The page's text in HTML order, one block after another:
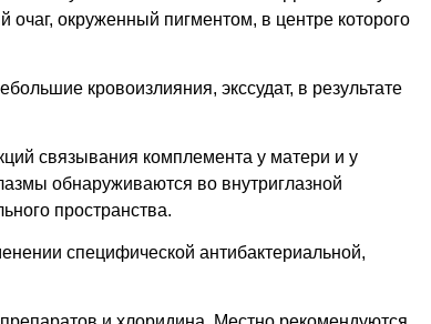
окруженный пигментом, в центре которого
кровоизлияния, экссудат, в результате
связывания комплемента у матери и у
обнаруживаются во внутриглазной
пространства.
специфической антибактериальной,